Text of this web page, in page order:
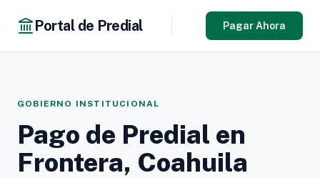
Portal de Predial Pagar Ahora
GOBIERNO INSTITUCIONAL
Pago de Predial en
Frontera, Coahuila